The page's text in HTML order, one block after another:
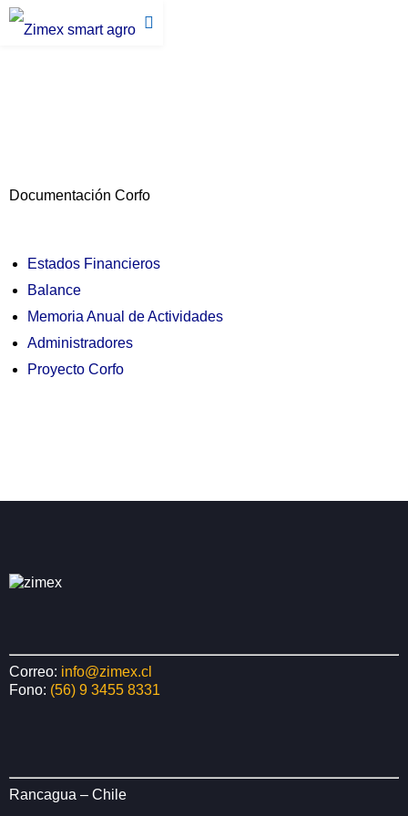
Documentación Corfo
Estados Financieros
Balance
Memoria Anual de Actividades
Administradores
Proyecto Corfo
Correo: info@zimex.cl
Fono: (56) 9 3455 8331
Rancagua – Chile